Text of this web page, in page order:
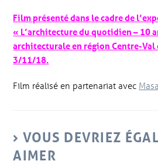
Film présenté dans le cadre de
« L’architecture du quotidien – 10
architecturale en région Centre-Val
3/11/18.
Film réalisé en partenariat avec
VOUS DEVRIEZ
AIMER